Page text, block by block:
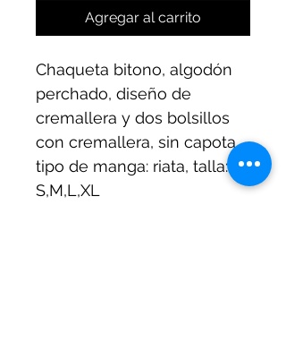
Agregar al carrito
Chaqueta bitono, algodón
perchado, diseño de
cremallera y dos bolsillos
con cremallera, sin capota,
tipo de manga: riata, talla:
S,M,L,XL